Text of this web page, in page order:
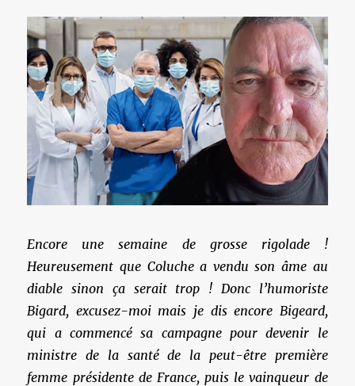
Encore une semaine de grosse rigolade !
Heureusement que Coluche a vendu son âme au
diable sinon ça serait trop ! Donc l’humoriste
Bigard, excusez-moi mais je dis encore Bigeard,
qui a commencé sa campagne pour devenir le
ministre de la santé de la peut-être première
femme présidente de France, puis le vainqueur de